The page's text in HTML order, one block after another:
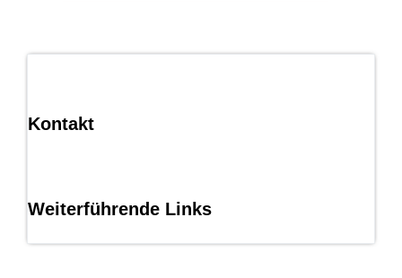
Kontakt
Weiterführende Links